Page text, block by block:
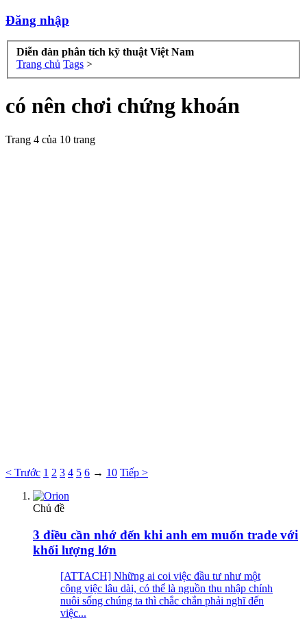
Đăng nhập
Diễn đàn phân tích kỹ thuật Việt Nam
Trang chủ Tags >
có nên chơi chứng khoán
Trang 4 của 10 trang
< Trước 1 2 3 4 5 6 → 10 Tiếp >
Chủ đề
3 điều cần nhớ đến khi anh em muốn trade với
khối lượng lớn
[ATTACH] Những ai coi việc đầu tư như một
công việc lâu dài, có thể là nguồn thu nhập chính
nuôi sống chúng ta thì chắc chắn phải nghĩ đến
việc...